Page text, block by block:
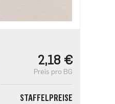
2,18 €
Preis pro BG
STAFFELPREISE